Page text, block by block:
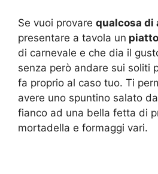
Se vuoi provare qualcosa di
presentare a tavola un
di carnevale e che dia il
senza però andare sui soliti
fa proprio al caso tuo. Ti
avere uno spuntino salato
fianco ad una bella fetta di
mortadella e formaggi vari.